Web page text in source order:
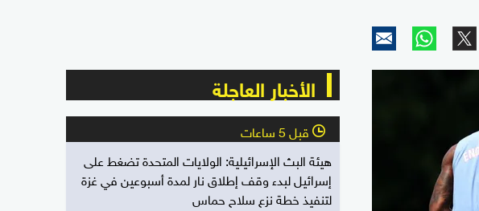
الأخبار العاجلة
l قبل 5 ساعات
هيئة البث الإسرائيلية: الولايات المتحدة تضغط على
إسرائيل لبدء وقف إطلاق نار لمدة أسبوعين في غزة
لتنفيذ خطة نزع سلاح حماس